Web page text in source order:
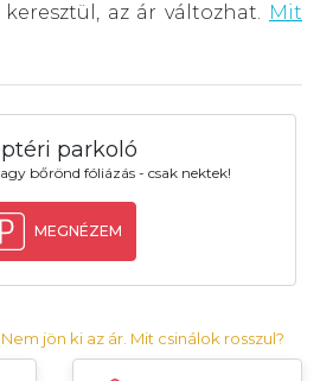
az ár változhat. Mit
parkoló
bőrönd fóliázás - csak nektek!
MEGNÉZEM
Nem jön ki az ár. Mit csinálok rosszul?